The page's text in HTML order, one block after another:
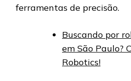
ferramentas de precisão.
Buscando por
em São Paulo?
Robotics!